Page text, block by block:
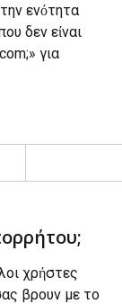
ενότητα
δεν είναι
για
χρήστες
βρουν με το